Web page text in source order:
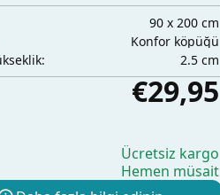
90 x 200 cm
Konfor köpüğü
2.5 cm
€29,95
Ücretsiz kargo
Hemen müsait